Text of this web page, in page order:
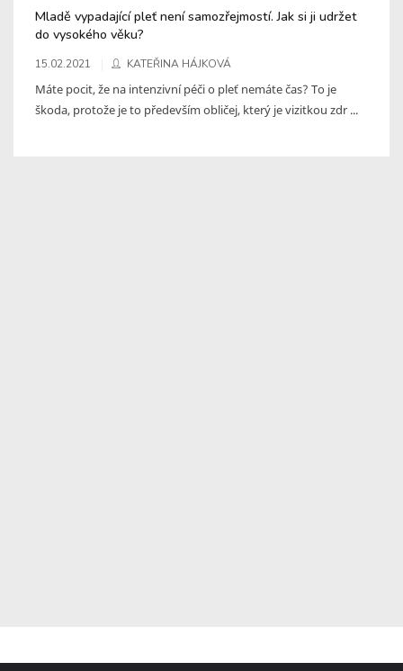
Mladě vypadající pleť není samozřejmostí. Jak si ji udržet
do vysokého věku?
15.02.2021 KATEŘINA HÁJKOVÁ
Máte pocit, že na intenzivní péči o pleť nemáte čas? To je
škoda, protože je to především obličej, který je vizitkou zdr ...